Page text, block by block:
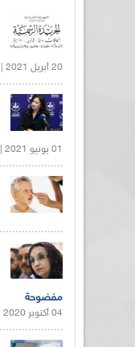
20 أبريل 2021 |
01 يونيو 2021 |
مفضوحة
04 أكتوبر 2020 |